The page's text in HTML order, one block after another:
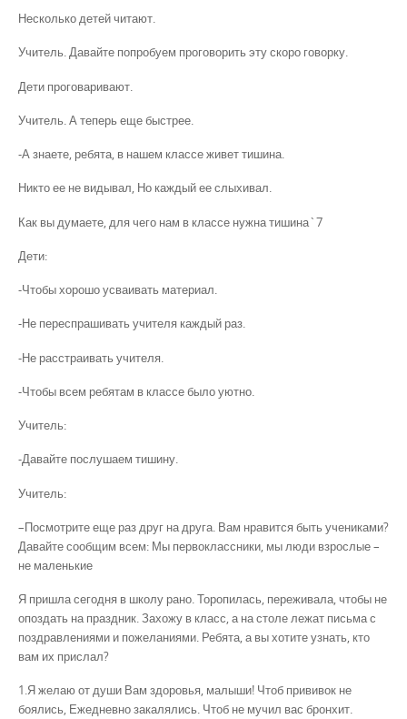
Несколько детей читают.
Учитель. Давайте попробуем проговорить эту скоро говорку.
Дети проговаривают.
Учитель. А теперь еще быстрее.
-А знаете, ребята, в нашем классе живет тишина.
Никто ее не видывал, Но каждый ее слыхивал.
Как вы думаете, для чего нам в классе нужна тишина`7
Дети:
-Чтобы хорошо усваивать материал.
-Не переспрашивать учителя каждый раз.
-Не расстраивать учителя.
-Чтобы всем ребятам в классе было уютно.
Учитель:
-Давайте послушаем тишину.
Учитель:
–Посмотрите еще раз друг на друга. Вам нравится быть учениками?
Давайте сообщим всем: Мы первоклассники, мы люди взрослые –
не маленькие
Я пришла сегодня в школу рано. Торопилась, переживала, чтобы не
опоздать на праздник. Захожу в класс, а на столе лежат письма с
поздравлениями и пожеланиями. Ребята, а вы хотите узнать, кто
вам их прислал?
1.Я желаю от души Вам здоровья, малыши! Чтоб прививок не
боялись, Ежедневно закалялись. Чтоб не мучил вас бронхит.